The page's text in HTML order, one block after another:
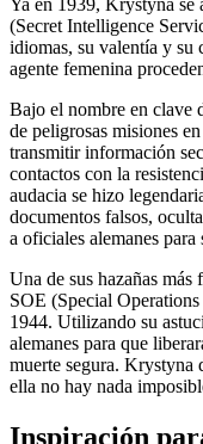
Ya en 1939, Krystyna se
(Secret Intelligence
idiomas, su valentía y su
agente femenina
Bajo el nombre en clave
de peligrosas misiones
transmitir información
contactos con la
audacia se hizo
documentos falsos,
a oficiales alemanes para
Una de sus hazañas más
SOE (Special
1944. Utilizando su
alemanes para que
muerte segura. Krystyna
ella no hay nada
Inspiración